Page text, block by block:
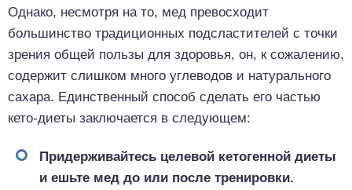
Однако, несмотря на то, мед превосходит
большинство традиционных подсластителей с точки
зрения общей пользы для здоровья, он, к сожалению,
содержит слишком много углеводов и натурального
сахара. Единственный способ сделать его частью
кето-диеты заключается в следующем:
Придерживайтесь целевой кетогенной диеты
и ешьте мед до или после тренировки.